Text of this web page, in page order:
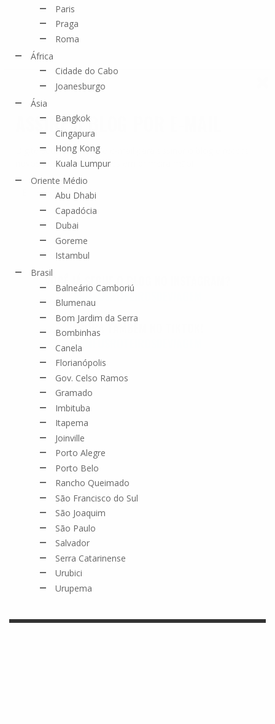
Paris
Praga
Roma
África
Cidade do Cabo
Joanesburgo
Ásia
Bangkok
Cingapura
Hong Kong
Kuala Lumpur
Oriente Médio
Abu Dhabi
Capadócia
Dubai
Goreme
Istambul
Brasil
Balneário Camboriú
Blumenau
Bom Jardim da Serra
Bombinhas
Canela
Florianópolis
Gov. Celso Ramos
Gramado
Imbituba
Itapema
Joinville
Porto Alegre
Porto Belo
Rancho Queimado
São Francisco do Sul
São Joaquim
São Paulo
Salvador
Serra Catarinense
Urubici
Urupema
ASSINE O BLOG POR E-MAIL
Digite seu endereço de e-mail para assinar o blog e receba
novos posts e promoções em primeira mão!
Endereço
ASSINAR
VOCÊ JÁ SEGUE O BLOG NO INSTAGRAM?
@MEUSROTEIROSDEVIAGEM
AGORA TAMBÉM NO TIKTOK!
@MEUSROTEIROSDEVIAGEM